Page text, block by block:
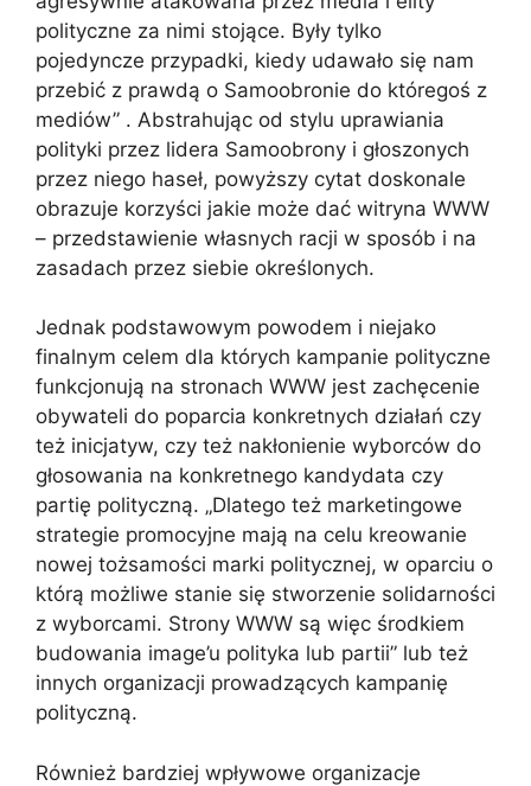
polityczne za nimi stojące. Były tylko
pojedyncze przypadki, kiedy udawało się nam
przebić z prawdą o Samoobronie do któregoś z
mediów” . Abstrahując od stylu uprawiania
polityki przez lidera Samoobrony i głoszonych
przez niego haseł, powyższy cytat doskonale
obrazuje korzyści jakie może dać witryna WWW
– przedstawienie własnych racji w sposób i na
zasadach przez siebie określonych.
Jednak podstawowym powodem i niejako
finalnym celem dla których kampanie polityczne
funkcjonują na stronach WWW jest zachęcenie
obywateli do poparcia konkretnych działań czy
też inicjatyw, czy też nakłonienie wyborców do
głosowania na konkretnego kandydata czy
partię polityczną. „Dlatego też marketingowe
strategie promocyjne mają na celu kreowanie
nowej tożsamości marki politycznej, w oparciu o
którą możliwe stanie się stworzenie solidarności
z wyborcami. Strony WWW są więc środkiem
budowania image’u polityka lub partii” lub też
innych organizacji prowadzących kampanię
polityczną.
Również bardziej wpływowe organizacje